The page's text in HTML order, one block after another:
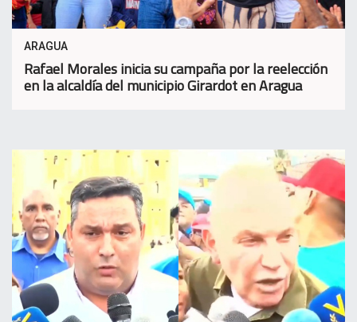
ARAGUA
Rafael Morales inicia su campaña por la reelección
en la alcaldía del municipio Girardot en Aragua